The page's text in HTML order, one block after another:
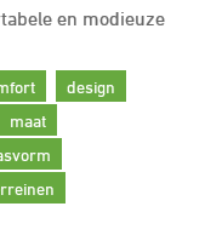
en modieuze
design
maat